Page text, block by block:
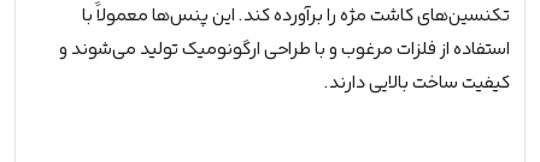
تکنسین‌های کاشت مژه را برآورده کند. این پنس‌ها معمولاً با
استفاده از فلزات مرغوب و با طراحی ارگونومیک تولید می‌شوند و
کیفیت ساخت بالایی دارند.